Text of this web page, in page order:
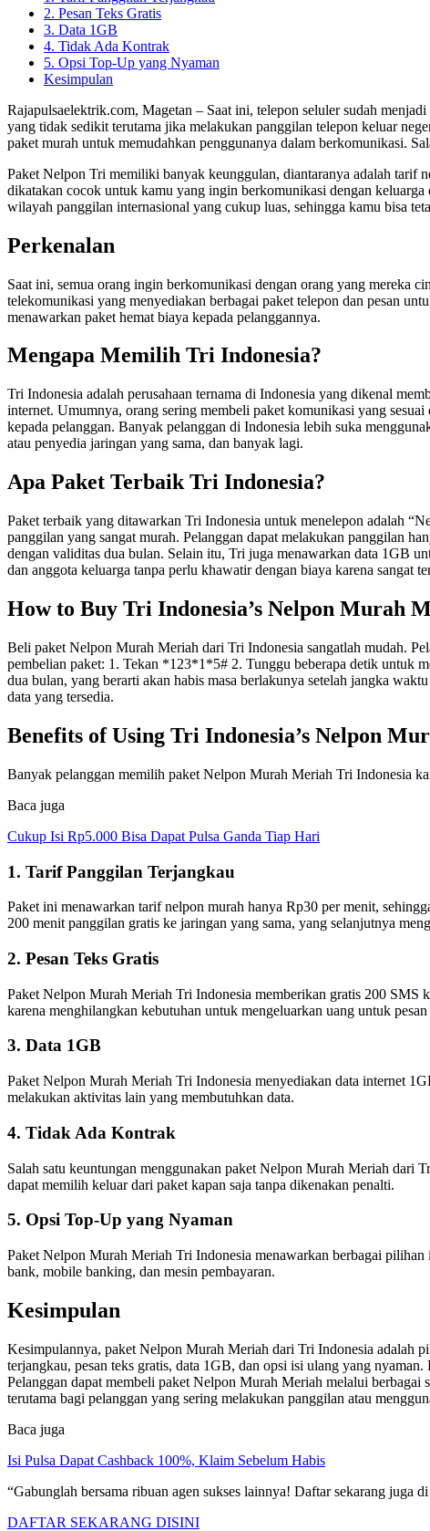
2. Pesan Teks Gratis
3. Data 1GB
4. Tidak Ada Kontrak
5. Opsi Top-Up yang Nyaman
Kesimpulan
Rajapulsaelektrik.com, Magetan – Saat ini, telepon seluler sudah
yang tidak sedikit terutama jika melakukan panggilan telepon keluar
paket murah untuk memudahkan penggunanya dalam berkomunikasi.
Paket Nelpon Tri memiliki banyak keunggulan, diantaranya adalah tarif
dikatakan cocok untuk kamu yang ingin berkomunikasi dengan
wilayah panggilan internasional yang cukup luas, sehingga kamu bisa
Perkenalan
Saat ini, semua orang ingin berkomunikasi dengan orang yang mereka
telekomunikasi yang menyediakan berbagai paket telepon dan pesan
menawarkan paket hemat biaya kepada pelanggannya.
Mengapa Memilih Tri Indonesia?
Tri Indonesia adalah perusahaan ternama di Indonesia yang dikenal
internet. Umumnya, orang sering membeli paket komunikasi yang
kepada pelanggan. Banyak pelanggan di Indonesia lebih suka
atau penyedia jaringan yang sama, dan banyak lagi.
Apa Paket Terbaik Tri Indonesia?
Paket terbaik yang ditawarkan Tri Indonesia untuk menelepon adalah
panggilan yang sangat murah. Pelanggan dapat melakukan panggilan
dengan validitas dua bulan. Selain itu, Tri juga menawarkan data 1GB
dan anggota keluarga tanpa perlu khawatir dengan biaya karena sangat
How to Buy Tri Indonesia’s Nelpon Murah
Beli paket Nelpon Murah Meriah dari Tri Indonesia sangatlah mudah.
pembelian paket: 1. Tekan *123*1*5# 2. Tunggu beberapa detik untuk
dua bulan, yang berarti akan habis masa berlakunya setelah jangka
data yang tersedia.
Benefits of Using Tri Indonesia’s Nelpon
Banyak pelanggan memilih paket Nelpon Murah Meriah Tri Indonesia
Baca juga
Cukup Isi Rp5.000 Bisa Dapat Pulsa Ganda Tiap Hari
1. Tarif Panggilan Terjangkau
Paket ini menawarkan tarif nelpon murah hanya Rp30 per menit,
200 menit panggilan gratis ke jaringan yang sama, yang selanjutnya
2. Pesan Teks Gratis
Paket Nelpon Murah Meriah Tri Indonesia memberikan gratis 200 SMS
karena menghilangkan kebutuhan untuk mengeluarkan uang untuk pesan
3. Data 1GB
Paket Nelpon Murah Meriah Tri Indonesia menyediakan data internet
melakukan aktivitas lain yang membutuhkan data.
4. Tidak Ada Kontrak
Salah satu keuntungan menggunakan paket Nelpon Murah Meriah dari
dapat memilih keluar dari paket kapan saja tanpa dikenakan penalti.
5. Opsi Top-Up yang Nyaman
Paket Nelpon Murah Meriah Tri Indonesia menawarkan berbagai
bank, mobile banking, dan mesin pembayaran.
Kesimpulan
Kesimpulannya, paket Nelpon Murah Meriah dari Tri Indonesia adalah
terjangkau, pesan teks gratis, data 1GB, dan opsi isi ulang yang
Pelanggan dapat membeli paket Nelpon Murah Meriah melalui
terutama bagi pelanggan yang sering melakukan panggilan atau
Baca juga
Isi Pulsa Dapat Cashback 100%, Klaim Sebelum Habis
“Gabunglah bersama ribuan agen sukses lainnya! Daftar sekarang juga
DAFTAR SEKARANG DISINI